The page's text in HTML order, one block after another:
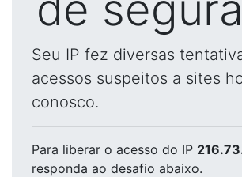
Seu IP fez diversas
acessos suspeitos a sites
conosco.
Para liberar o acesso do IP
responda ao desafio abaixo.